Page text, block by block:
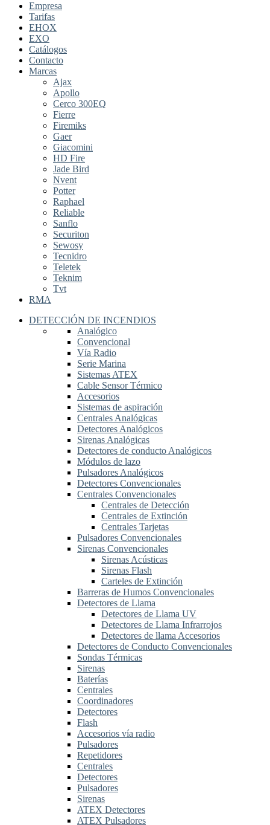
Empresa
Tarifas
EHOX
EXO
Catálogos
Contacto
Marcas
Ajax
Apollo
Cerco 300EQ
Fierre
Firemiks
Gaer
Giacomini
HD Fire
Jade Bird
Nvent
Potter
Raphael
Reliable
Sanflo
Securiton
Sewosy
Tecnidro
Teletek
Teknim
Tvt
RMA
DETECCIÓN DE INCENDIOS
Analógico
Convencional
Vía Radio
Serie Marina
Sistemas ATEX
Cable Sensor Térmico
Accesorios
Sistemas de aspiración
Centrales Analógicas
Detectores Analógicos
Sirenas Analógicas
Detectores de conducto Analógicos
Módulos de lazo
Pulsadores Analógicos
Detectores Convencionales
Centrales Convencionales
Centrales de Detección
Centrales de Extinción
Centrales Tarjetas
Pulsadores Convencionales
Sirenas Convencionales
Sirenas Acústicas
Sirenas Flash
Carteles de Extinción
Barreras de Humos Convencionales
Detectores de Llama
Detectores de Llama UV
Detectores de Llama Infrarrojos
Detectores de llama Accesorios
Detectores de Conducto Convencionales
Sondas Térmicas
Sirenas
Baterías
Centrales
Coordinadores
Detectores
Flash
Accesorios vía radio
Pulsadores
Repetidores
Centrales
Detectores
Pulsadores
Sirenas
ATEX Detectores
ATEX Pulsadores